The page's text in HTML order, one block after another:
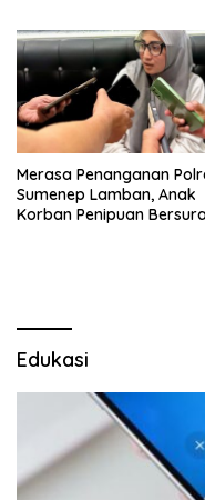
Merasa Penanganan
Sumenep Lamban, Anak
Korban Penipuan
Edukasi